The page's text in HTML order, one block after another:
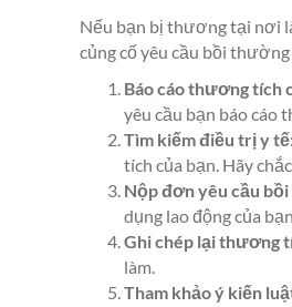
Nếu bạn bị thương tại nơi
củng cố yêu cầu bồi
Báo cáo thương tích
yêu cầu bạn báo cáo
Tìm kiếm điều trị y
tích của bạn. Hãy
Nộp đơn yêu cầu
dụng lao động của
Ghi chép lại thương
làm.
Tham khảo ý kiến